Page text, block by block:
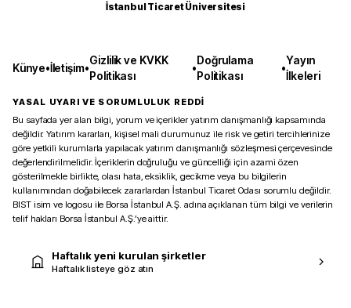
İstanbul Ticaret Üniversitesi
Künye•İletişim•
Gizlilik ve KVKK
Politikası
•
Doğrulama
Politikası
•
Yayın
İlkeleri
YASAL UYARI VE SORUMLULUK REDDİ
Bu sayfada yer alan bilgi, yorum ve içerikler yatırım danışmanlığı kapsamında
değildir. Yatırım kararları, kişisel mali durumunuz ile risk ve getiri tercihlerinize
göre yetkili kurumlarla yapılacak yatırım danışmanlığı sözleşmesi çerçevesinde
değerlendirilmelidir. İçeriklerin doğruluğu ve güncelliği için azami özen
gösterilmekle birlikte, olası hata, eksiklik, gecikme veya bu bilgilerin
kullanımından doğabilecek zararlardan İstanbul Ticaret Odası sorumlu değildir.
BIST isim ve logosu ile Borsa İstanbul A.Ş. adına açıklanan tüm bilgi ve verilerin
telif hakları Borsa İstanbul A.Ş.’ye aittir.
Haftalık yeni kurulan şirketler
Haftalık listeye göz atın